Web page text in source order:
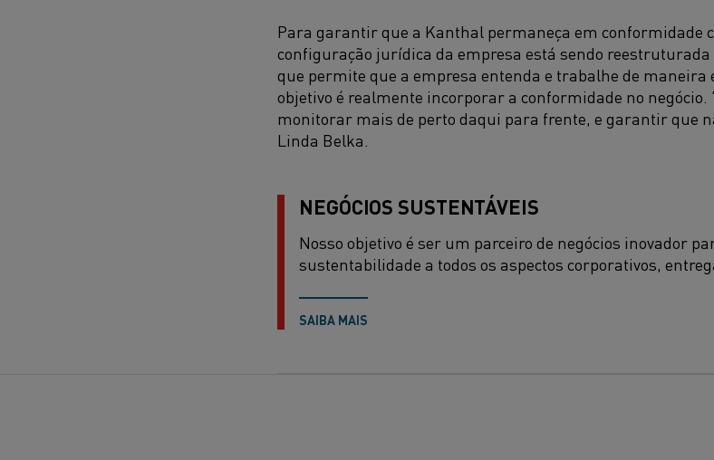
Para garantir que a Kanthal permaneça em conformidade
configuração jurídica da empresa está sendo
que permite que a empresa entenda e trabalhe de maneira
objetivo é realmente incorporar a conformidade no
monitorar mais de perto daqui para frente, e garantir que
Linda Belka.
NEGÓCIOS SUSTENTÁVEIS
Nosso objetivo é ser um parceiro de negócios inovador
sustentabilidade a todos os aspectos corporativos,
SAIBA MAIS